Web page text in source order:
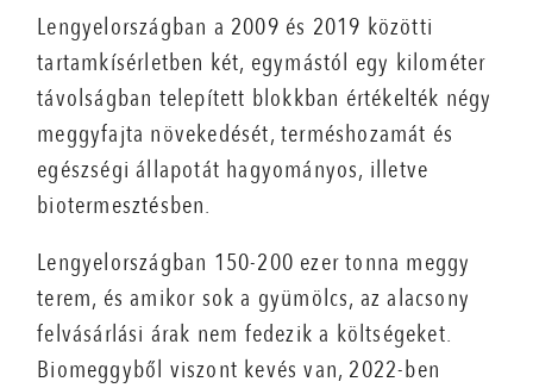
Lengyelországban a 2009 és 2019 közötti
tartamkísérletben két, egymástól egy kilométer
távolságban telepített blokkban értékelték négy
meggyfajta növekedését, terméshozamát és
egészségi állapotát hagyományos, illetve
biotermesztésben.
Lengyelországban 150-200 ezer tonna meggy
terem, és amikor sok a gyümölcs, az alacsony
felvásárlási árak nem fedezik a költségeket.
Biomeggyből viszont kevés van, 2022-ben